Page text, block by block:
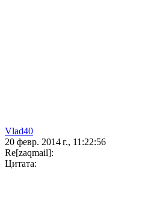
Vlad40
20 февр. 2014 г., 11:22:56
Re[zaqmail]:
Цитата: